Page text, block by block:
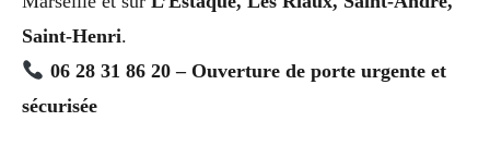
Saint-Henri.
06 28 31 86 20 – Ouverture de porte urgente et
sécurisée